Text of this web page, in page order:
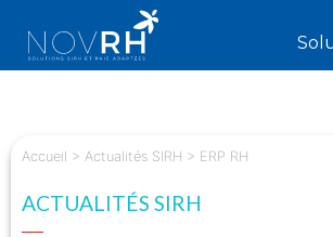
Accueil > Actualités SIRH > ERP RH
ACTUALITÉS SIRH